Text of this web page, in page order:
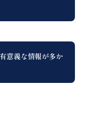
意義な情報が多か